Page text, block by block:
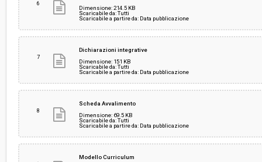
6
Dimensione: 214.5 KB
Scaricabile da: Tutti
Scaricabile a partire da: Data pubblicazione
7
Dichiarazioni integrative
Dimensione: 151 KB
Scaricabile da: Tutti
Scaricabile a partire da: Data pubblicazione
8
Scheda Avvalimento
Dimensione: 69.5 KB
Scaricabile da: Tutti
Scaricabile a partire da: Data pubblicazione
Modello Curriculum